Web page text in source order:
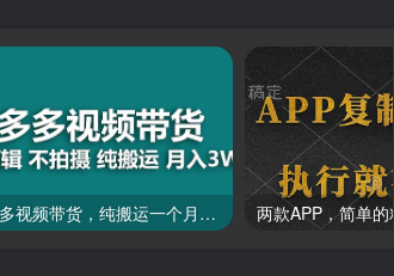
多多视频带货，纯搬运一个月搞了5w佣金，小白也能操作